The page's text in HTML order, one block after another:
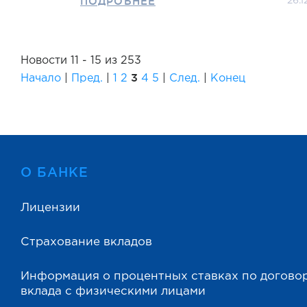
Новости 11 - 15 из 253
Начало
Пред. 2 3 4 5 След. Конец
О БАНКЕ
Лицензии
Страхование вкладов
Информация о процентных ставках по
вклада с физическими лицами